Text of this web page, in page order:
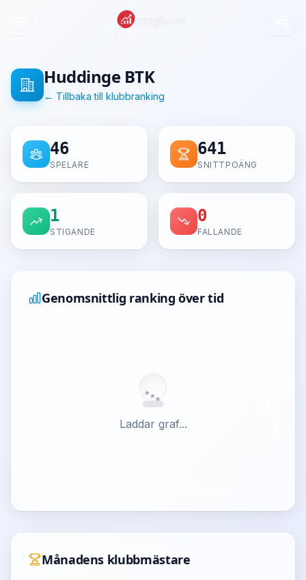
Huddinge BTK
← Tillbaka till klubbranking
46
SPELARE
641
SNITTPOÄNG
1
STIGANDE
0
FALLANDE
Genomsnittlig ranking över tid
Laddar graf...
Månadens klubbmästare